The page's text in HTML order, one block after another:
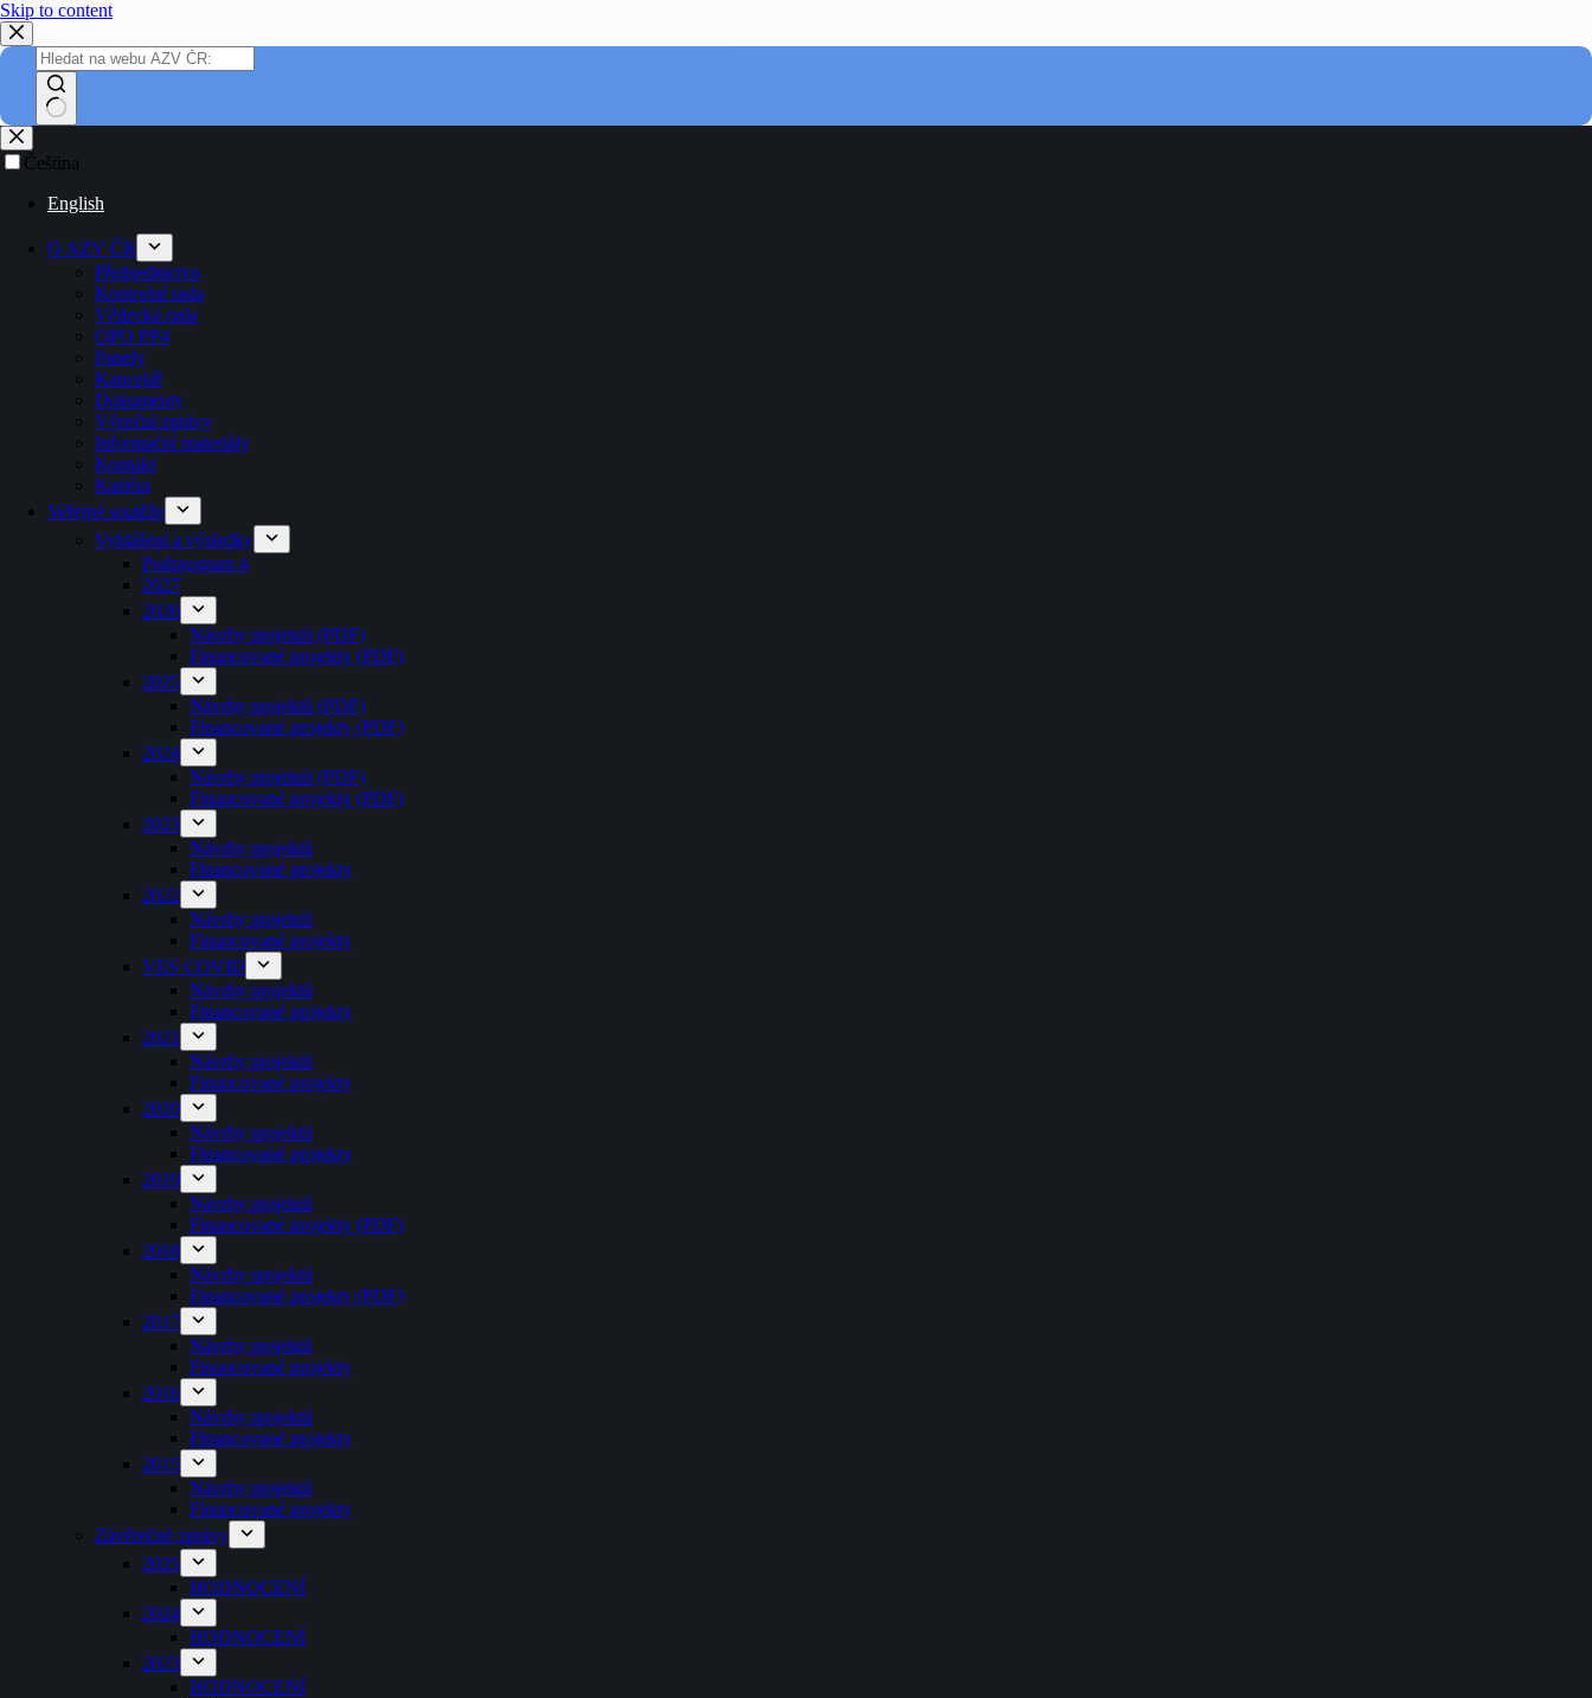
Skip to content
Čeština
English
O AZV ČR
Předsednictvo
Kontrolní rada
Vědecká rada
OPO PP4
Panely
Kancelář
Dokumenty
Výroční zprávy
Informační materiály
Kontakt
Kariéra
Veřejné soutěže
Vyhlášení a výsledky
Podprogram 4
2027
2026
Návrhy projektů (PDF)
Financované projekty (PDF)
2025
Návrhy projektů (PDF)
Financované projekty (PDF)
2024
Návrhy projektů (PDF)
Financované projekty (PDF)
2023
Návrhy projektů
Financované projekty
2022
Návrhy projektů
Financované projekty
VES COVID
Návrhy projektů
Financované projekty
2021
Návrhy projektů
Financované projekty
2020
Návrhy projektů
Financované projekty
2019
Návrhy projektů
Financované projekty (PDF)
2018
Návrhy projektů
Financované projekty (PDF)
2017
Návrhy projektů
Financované projekty
2016
Návrhy projektů
Financované projekty
2015
Návrhy projektů
Financované projekty
Závěrečné zprávy
2025
HODNOCENÍ
2024
HODNOCENÍ
2023
HODNOCENÍ